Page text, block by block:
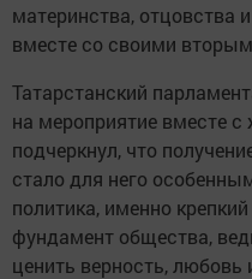
материнства, отцовства
вместе со своими
Татарстанский
на мероприятие вместе
подчеркнул, что
стало для него
политика, именно
фундамент общества,
ценить верность, любовь